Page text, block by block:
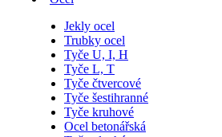
Jekly ocel
Trubky ocel
Tyče U, I, H
Tyče L, T
Tyče čtvercové
Tyče šestihranné
Tyče kruhové
Ocel betonářská